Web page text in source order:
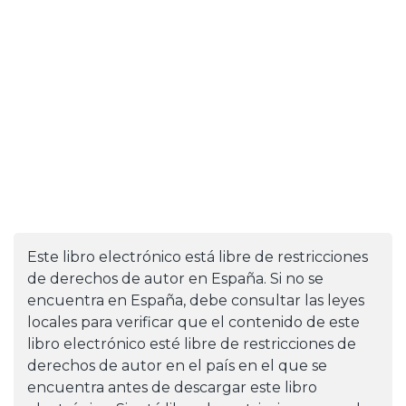
Este libro electrónico está libre de restricciones
de derechos de autor en España. Si no se
encuentra en España, debe consultar las leyes
locales para verificar que el contenido de este
libro electrónico esté libre de restricciones de
derechos de autor en el país en el que se
encuentra antes de descargar este libro